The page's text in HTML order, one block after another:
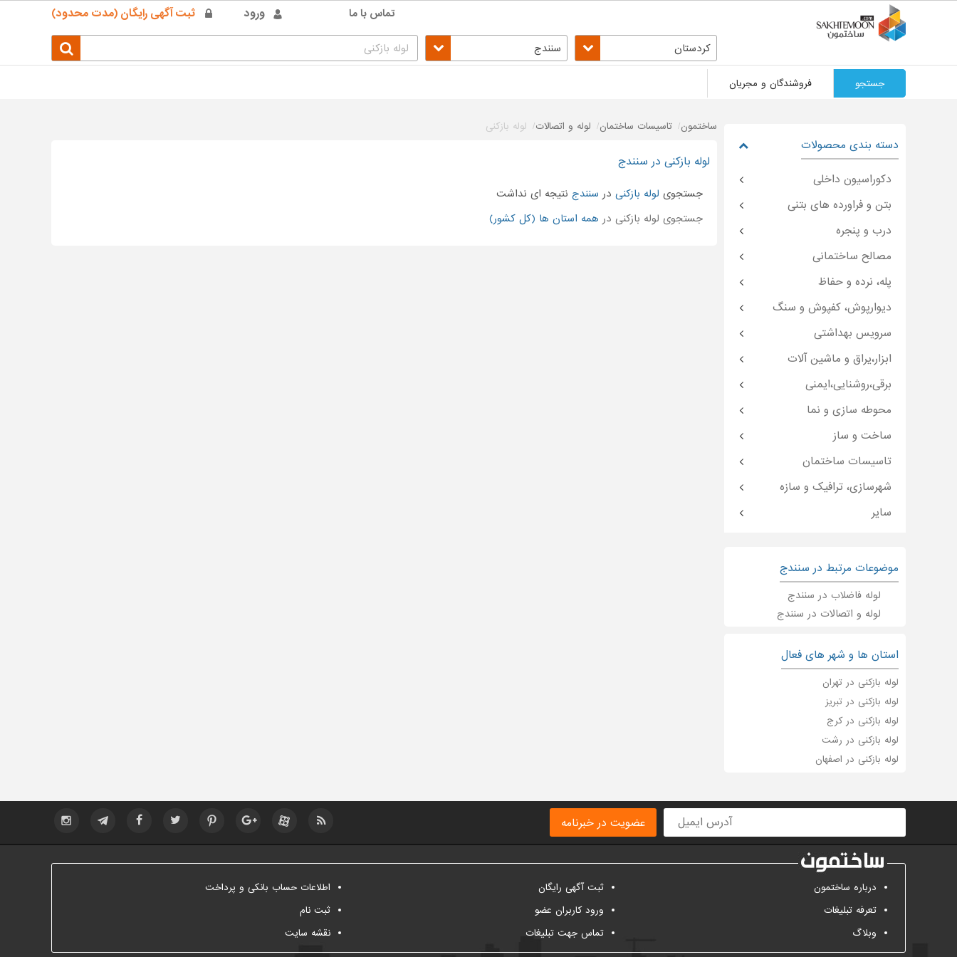
ورود ثبت آگهی رایگان (مدت محدود) تماس با ما
کردستان سنندج
جستجو فروشندگان و مجریان
ساختمون تاسیسات ساختمان لوله و اتصالات لوله بازکنی
لوله بازکنی در سنندج
جستجوی لوله بازکنی در سنندج نتیجه ای نداشت
جستجوی لوله بازکنی در همه استان ها (کل کشور)
دسته بندی محصولات
دکوراسیون داخلی
بتن و فراورده های بتنی
درب و پنجره
مصالح ساختمانی
پله، نرده و حفاظ
دیوارپوش، کفپوش و سنگ
سرویس بهداشتی
ابزار،یراق و ماشین آلات
برقی،روشنایی،ایمنی
محوطه سازی و نما
ساخت و ساز
تاسیسات ساختمان
شهرسازی، ترافیک و سازه
سایر
موضوعات مرتبط در سنندج
لوله فاضلاب در سنندج
لوله و اتصالات در سنندج
استان ها و شهر های فعال
لوله بازکنی در تهران
لوله بازکنی در تبریز
لوله بازکنی در کرج
لوله بازکنی در رشت
لوله بازکنی در اصفهان
عضویت در خبرنامه
درباره ساختمون
تعرفه تبلیغات
وبلاگ
ثبت آگهی رایگان
ورود کاربران عضو
تماس جهت تبلیغات
اطلاعات حساب بانکی و پرداخت
ثبت نام
نقشه سایت